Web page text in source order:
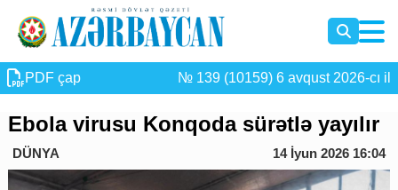
PDF çap № 139 (10159) 6 avqust 2026-cı il
Ebola virusu Konqoda sürətlə yayılır
DÜNYA 14 İyun 2026 16:04